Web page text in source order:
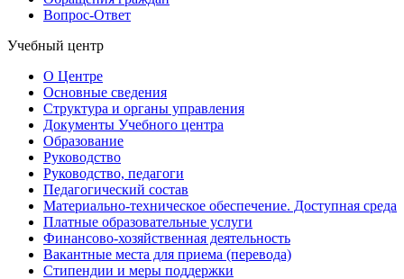
Вопрос-Ответ
Учебный центр
О Центре
Основные сведения
Структура и органы управления
Документы Учебного центра
Образование
Руководство
Руководство, педагоги
Педагогический состав
Материально-техническое обеспечение. Доступная среда
Платные образовательные услуги
Финансово-хозяйственная деятельность
Вакантные места для приема (перевода)
Стипендии и меры поддержки